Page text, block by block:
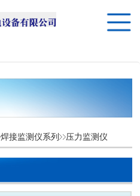
焊接监测仪系列 压力监测仪